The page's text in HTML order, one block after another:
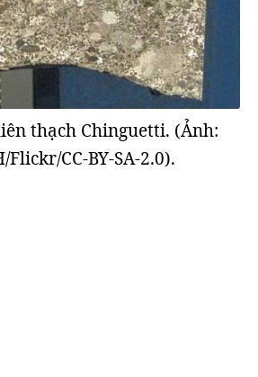
thạch Chinguetti. (Ảnh:
Flickr/CC-BY-SA-2.0).